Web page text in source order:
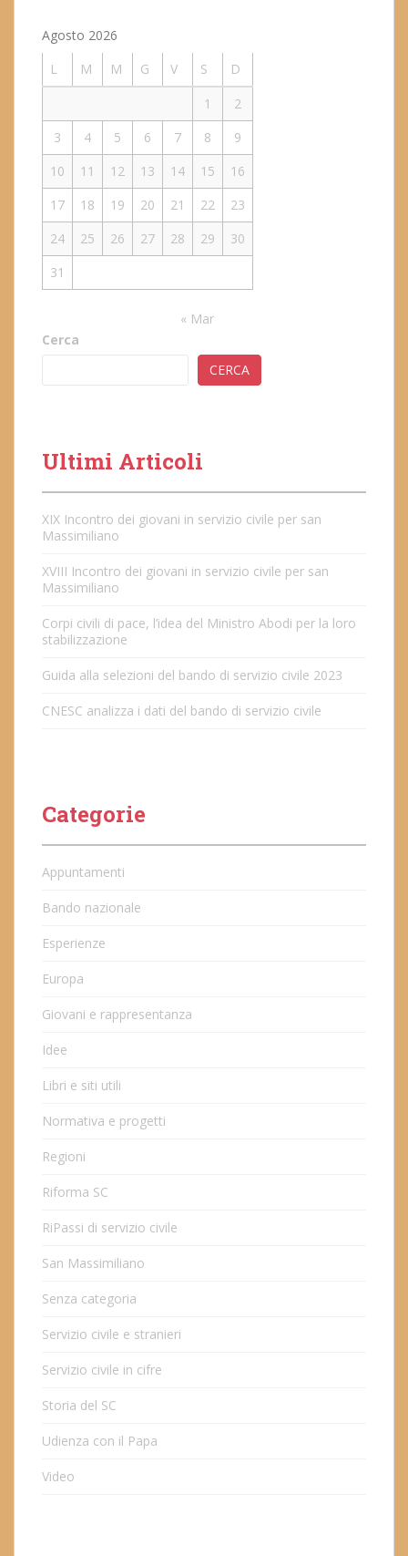
Agosto 2026
L
M M G V S
D
1
2
3
4 5 6 7 8
9
10
11 12 13 14 15
16
17
18 19 20 21 22
23
24
25 26 27 28 29
30
31
« Mar
Cerca
CERCA
Ultimi Articoli
XIX Incontro dei giovani in servizio civile per san
Massimiliano
XVIII Incontro dei giovani in servizio civile per san
Massimiliano
Corpi civili di pace, l’idea del Ministro Abodi per la loro
stabilizzazione
Guida alla selezioni del bando di servizio civile 2023
CNESC analizza i dati del bando di servizio civile
Categorie
Appuntamenti
Bando nazionale
Esperienze
Europa
Giovani e rappresentanza
Idee
Libri e siti utili
Normativa e progetti
Regioni
Riforma SC
RiPassi di servizio civile
San Massimiliano
Senza categoria
Servizio civile e stranieri
Servizio civile in cifre
Storia del SC
Udienza con il Papa
Video